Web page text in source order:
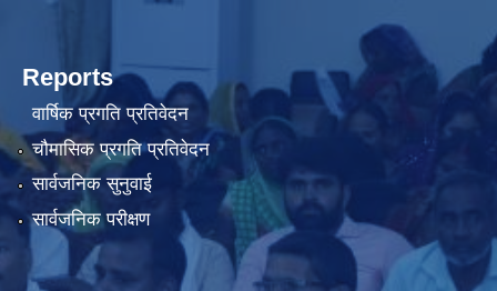
Reports
वार्षिक प्रगति प्रतिवेदन
चौमासिक प्रगति प्रतिवेदन
सार्वजनिक सुनुवाई
सार्वजनिक परीक्षण